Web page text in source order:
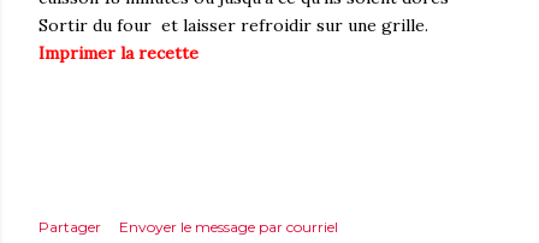
Sortir du four et laisser refroidir sur une grille.
Imprimer la recette
Partager
Envoyer le message par courriel